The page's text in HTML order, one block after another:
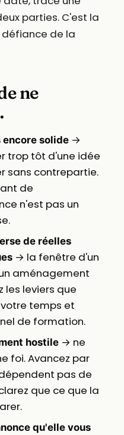
parties. C'est la
de la
ne
solide→
trop tôt d'une idée
sans contrepartie.
de
n'est pas un
de réelles
→ la fenêtre d'un
aménagement
les leviers que
temps et
de formation.
hostile→ ne
foi. Avancez par
pas de
que ce que la
qu'elle vous